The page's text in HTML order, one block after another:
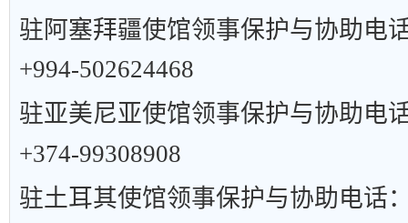
驻阿塞拜疆使馆领事保护与协助电
+994-502624468
驻亚美尼亚使馆领事保护与协助电
+374-99308908
驻土耳其使馆领事保护与协助电话